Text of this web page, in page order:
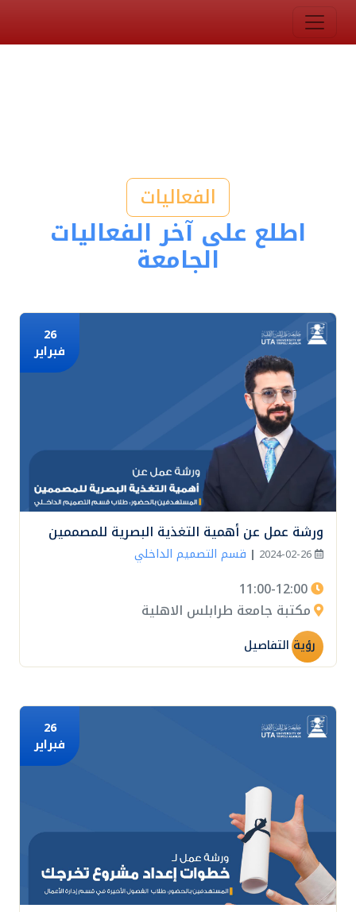
الفعاليات
اطلع على آخر الفعاليات
الجامعة
26
فبراير
ورشة عمل عن أهمية التغذية البصرية للمصممين
2024-02-26
| قسم التصميم الداخلي
11:00-12:00
مكتبة جامعة طرابلس الاهلية
رؤية التفاصيل
26
فبراير